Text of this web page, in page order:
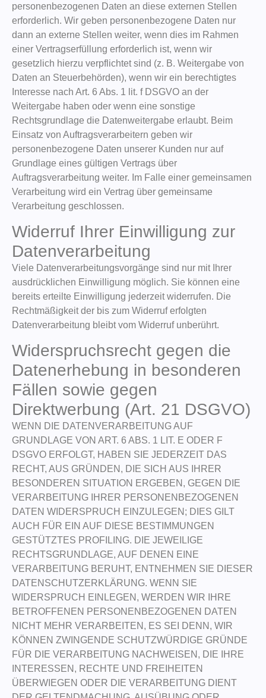
personenbezogenen Daten an diese externen Stellen
erforderlich. Wir geben personenbezogene Daten nur
dann an externe Stellen weiter, wenn dies im Rahmen
einer Vertragserfüllung erforderlich ist, wenn wir
gesetzlich hierzu verpflichtet sind (z. B. Weitergabe von
Daten an Steuerbehörden), wenn wir ein berechtigtes
Interesse nach Art. 6 Abs. 1 lit. f DSGVO an der
Weitergabe haben oder wenn eine sonstige
Rechtsgrundlage die Datenweitergabe erlaubt. Beim
Einsatz von Auftragsverarbeitern geben wir
personenbezogene Daten unserer Kunden nur auf
Grundlage eines gültigen Vertrags über
Auftragsverarbeitung weiter. Im Falle einer gemeinsamen
Verarbeitung wird ein Vertrag über gemeinsame
Verarbeitung geschlossen.
Widerruf Ihrer Einwilligung zur
Datenverarbeitung
Viele Datenverarbeitungsvorgänge sind nur mit Ihrer
ausdrücklichen Einwilligung möglich. Sie können eine
bereits erteilte Einwilligung jederzeit widerrufen. Die
Rechtmäßigkeit der bis zum Widerruf erfolgten
Datenverarbeitung bleibt vom Widerruf unberührt.
Widerspruchsrecht gegen die
Datenerhebung in besonderen
Fällen sowie gegen
Direktwerbung (Art. 21 DSGVO)
WENN DIE DATENVERARBEITUNG AUF
GRUNDLAGE VON ART. 6 ABS. 1 LIT. E ODER F
DSGVO ERFOLGT, HABEN SIE JEDERZEIT DAS
RECHT, AUS GRÜNDEN, DIE SICH AUS IHRER
BESONDEREN SITUATION ERGEBEN, GEGEN DIE
VERARBEITUNG IHRER PERSONENBEZOGENEN
DATEN WIDERSPRUCH EINZULEGEN; DIES GILT
AUCH FÜR EIN AUF DIESE BESTIMMUNGEN
GESTÜTZTES PROFILING. DIE JEWEILIGE
RECHTSGRUNDLAGE, AUF DENEN EINE
VERARBEITUNG BERUHT, ENTNEHMEN SIE DIESER
DATENSCHUTZERKLÄRUNG. WENN SIE
WIDERSPRUCH EINLEGEN, WERDEN WIR IHRE
BETROFFENEN PERSONENBEZOGENEN DATEN
NICHT MEHR VERARBEITEN, ES SEI DENN, WIR
KÖNNEN ZWINGENDE SCHUTZWÜRDIGE GRÜNDE
FÜR DIE VERARBEITUNG NACHWEISEN, DIE IHRE
INTERESSEN, RECHTE UND FREIHEITEN
ÜBERWIEGEN ODER DIE VERARBEITUNG DIENT